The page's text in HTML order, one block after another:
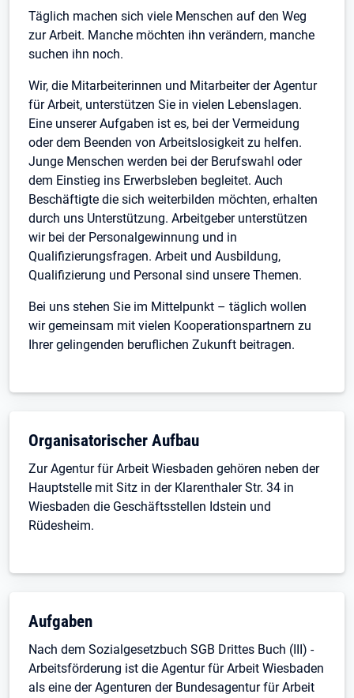
Täglich machen sich viele Menschen auf den Weg
zur Arbeit. Manche möchten ihn verändern, manche
suchen ihn noch.
Wir, die Mitarbeiterinnen und Mitarbeiter der Agentur
für Arbeit, unterstützen Sie in vielen Lebenslagen.
Eine unserer Aufgaben ist es, bei der Vermeidung
oder dem Beenden von Arbeitslosigkeit zu helfen.
Junge Menschen werden bei der Berufswahl oder
dem Einstieg ins Erwerbsleben begleitet. Auch
Beschäftigte die sich weiterbilden möchten, erhalten
durch uns Unterstützung. Arbeitgeber unterstützen
wir bei der Personalgewinnung und in
Qualifizierungsfragen. Arbeit und Ausbildung,
Qualifizierung und Personal sind unsere Themen.
Bei uns stehen Sie im Mittelpunkt – täglich wollen
wir gemeinsam mit vielen Kooperationspartnern zu
Ihrer gelingenden beruflichen Zukunft beitragen.
Organisatorischer Aufbau
Zur Agentur für Arbeit Wiesbaden gehören neben der
Hauptstelle mit Sitz in der Klarenthaler Str. 34 in
Wiesbaden die Geschäftsstellen Idstein und
Rüdesheim.
Aufgaben
Nach dem Sozialgesetzbuch SGB Drittes Buch (III) -
Arbeitsförderung ist die Agentur für Arbeit Wiesbaden
als eine der Agenturen der Bundesagentur für Arbeit